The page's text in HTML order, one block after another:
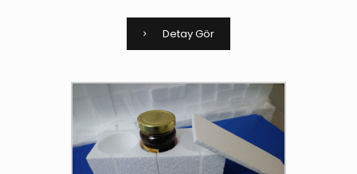
yapÄ±ÅŸtÄ±rÄ±cÄ± ve sÄ±vanÄ±n
aderans niteliÄŸi arttÄ±rÄ±larak yÃ¼k
Detay Gör